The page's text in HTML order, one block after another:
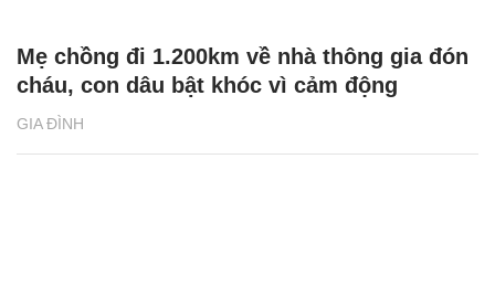
GIA ĐÌNH
Mẹ chồng đi 1.200km về nhà thông gia đón
cháu, con dâu bật khóc vì cảm động